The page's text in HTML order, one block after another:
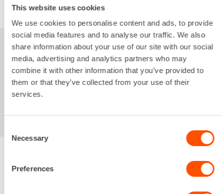
This website uses cookies
We use cookies to personalise content and ads, to provide
social media features and to analyse our traffic. We also
share information about your use of our site with our social
media, advertising and analytics partners who may
combine it with other information that you’ve provided to
them or that they’ve collected from your use of their
services.
Selection
Necessary
Preferences
Sinua saattaisi
kiinnostaa myös
Renta palvelee